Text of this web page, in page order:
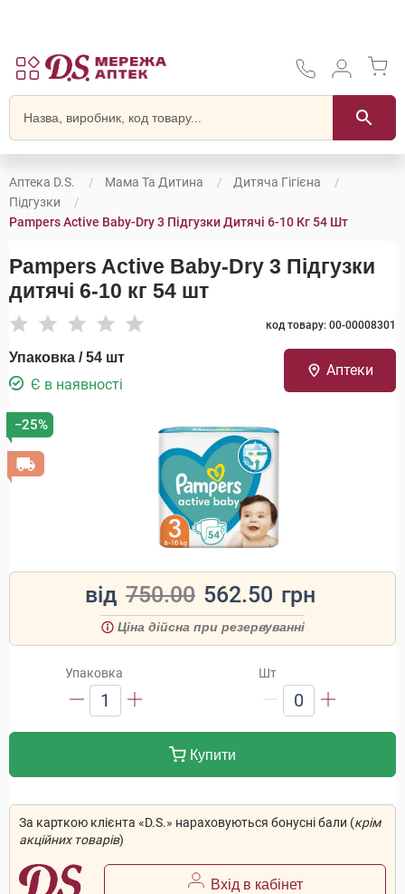
Аптека D.S. Мама Та Дитина
Дитяча Гігієна
Підгузки
Pampers Active Baby-Dry 3 Підгузки Дитячі 6-10 Кг 54 Шт
Pampers Active Baby-Dry 3 Підгузки
дитячі 6-10 кг 54 шт
код товару: 00-00008301
Упаковка / 54 шт
Є в наявності
Аптеки
−25%
від 750.00 562.50 грн
Ціна дійсна при резервуванні
Упаковка
1
Шт
0
Купити
За карткою клієнта «D.S.» нараховуються бонусні бали (крім
акційних товарів)
Вхід в кабінет